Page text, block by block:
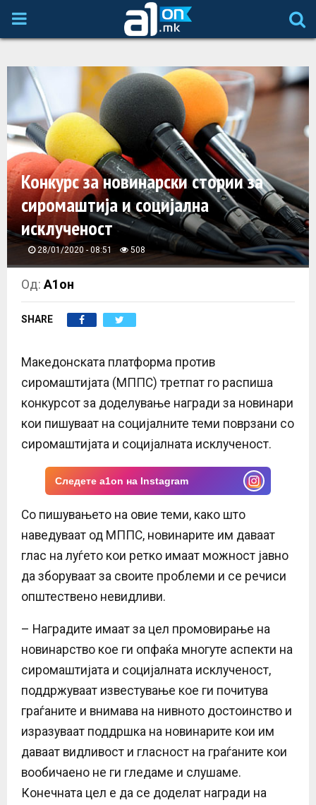
P
I
M
A
R
Y
M
E
N
U
Конкурс за новинарски стории за
сиромаштија и социјална
исклученост
28/01/2020 - 08:51 508
Од:А1он
SHARE
Македонската платформа против
сиромаштијата (МППС) третпат го распиша
конкурсот за доделување награди за новинари
кои пишуваат на социјалните теми поврзани со
сиромаштијата и социјалната исклученост.
Следете a1on на Instagram
Со пишувањето на овие теми, како што
наведуваат од МППС, новинарите им даваат
глас на луѓето кои ретко имаат можност јавно
да зборуваат за своите проблеми и се речиси
општествено невидливи.
– Наградите имаат за цел промовирање на
новинарство кое ги опфаќа многуте аспекти на
сиромаштијата и социјалната исклученост,
поддржуваат известување кое ги почитува
граѓаните и внимава на нивното достоинство и
изразуваат поддршка на новинарите кои им
даваат видливост и гласност на граѓаните кои
вообичаено не ги гледаме и слушаме.
Конечната цел е да се доделат награди на